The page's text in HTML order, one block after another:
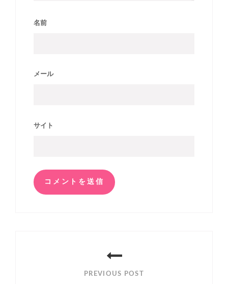
名前
メール
サイト
PREVIOUS POST